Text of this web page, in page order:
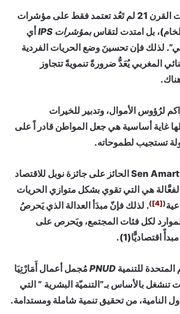
التنميةُ في سياق تحديات القرن 21 لم تَعُد تعتمد فقط على مؤشرات
بمؤشرات IPS أي
لذلك فإن تحسينَ وضع الحريات الفردية
المغربي يُعَدُّ ضرورةً تنمويةً تتجاوز
لرُؤوس الأموال، وتدبير للخيرات
غاية أساسية هي جعل المواطن قادر اً على
تستجيب لطموحاته.
لقد بيّن أَمَارْتِيَا سِينْ،Sen Amartya الحائز على جائزة نوبل للاقتصاد
الفعَّالة هي التي تقوي بشكل متوازي الحريات
(
[4]
). لذلك فإنّ مبدَأ العدالة الذي يَحرصُ
لكل فئات المجتمع، ويَحرص على
اقتصاديًّا(1).
المتحدة للتنمية PNUDمُجمل أعمال أَمَارْتِيَا
بالأساس بـ”التنميّة البشرية ” التي
النامية، من تحقيق تنمية شاملة ومستدامة.